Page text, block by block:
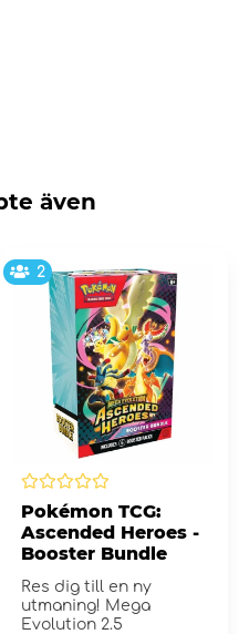
även
2
Pokémon TCG:
Ascended Heroes -
Booster Bundle
Res dig till en ny
utmaning! Mega
Evolution 2.5